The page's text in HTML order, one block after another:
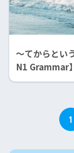
～てからと
N1 Grammar】
1